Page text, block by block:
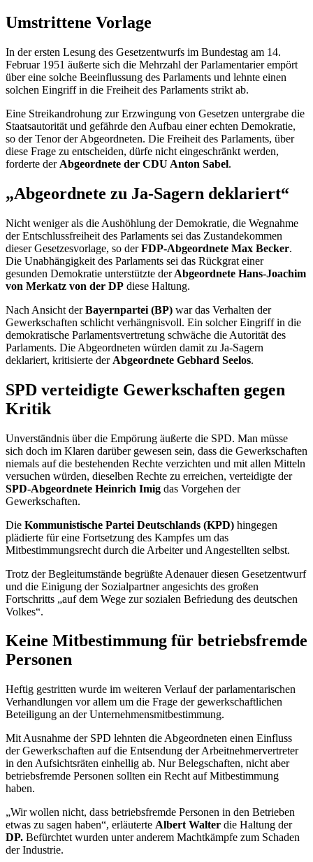
Umstrittene Vorlage
In der ersten Lesung des Gesetzentwurfs im Bundestag am 14.
Februar 1951 äußerte sich die Mehrzahl der Parlamentarier empört
über eine solche Beeinflussung des Parlaments und lehnte einen
solchen Eingriff in die Freiheit des Parlaments strikt ab.
Eine Streikandrohung zur Erzwingung von Gesetzen untergrabe die
Staatsautorität und gefährde den Aufbau einer echten Demokratie,
so der Tenor der Abgeordneten. Die Freiheit des Parlaments, über
diese Frage zu entscheiden, dürfe nicht eingeschränkt werden,
forderte der Abgeordnete der CDU Anton Sabel.
„Abgeordnete zu Ja-Sagern deklariert“
Nicht weniger als die Aushöhlung der Demokratie, die Wegnahme
der Entschlussfreiheit des Parlaments sei das Zustandekommen
dieser Gesetzesvorlage, so derFDP-Abgeordnete Max Becker.
Die Unabhängigkeit des Parlaments sei das Rückgrat einer
gesunden Demokratie unterstützte derAbgeordnete Hans-Joachim
von Merkatz von der DP diese Haltung.
Nach Ansicht derBayernpartei (BP) war das Verhalten der
Gewerkschaften schlicht verhängnisvoll. Ein solcher Eingriff in die
demokratische Parlamentsvertretung schwäche die Autorität des
Parlaments. Die Abgeordneten würden damit zu Ja-Sagern
deklariert, kritisierte der Abgeordnete Gebhard Seelos.
SPD verteidigte Gewerkschaften gegen
Kritik
Unverständnis über die Empörung äußerte die SPD. Man müsse
sich doch im Klaren darüber gewesen sein, dass die Gewerkschaften
niemals auf die bestehenden Rechte verzichten und mit allen Mitteln
versuchen würden, dieselben Rechte zu erreichen, verteidigte der
SPD-Abgeordnete Heinrich Imig das Vorgehen der
Gewerkschaften.
Die Kommunistische Partei Deutschlands (KPD) hingegen
plädierte für eine Fortsetzung des Kampfes um das
Mitbestimmungsrecht durch die Arbeiter und Angestellten selbst.
Trotz der Begleitumstände begrüßte Adenauer diesen Gesetzentwurf
und die Einigung der Sozialpartner angesichts des großen
Fortschritts „auf dem Wege zur sozialen Befriedung des deutschen
Volkes“.
Keine Mitbestimmung für betriebsfremde
Personen
Heftig gestritten wurde im weiteren Verlauf der parlamentarischen
Verhandlungen vor allem um die Frage der gewerkschaftlichen
Beteiligung an der Unternehmensmitbestimmung.
Mit Ausnahme der SPD lehnten die Abgeordneten einen Einfluss
der Gewerkschaften auf die Entsendung der Arbeitnehmervertreter
in den Aufsichtsräten einhellig ab. Nur Belegschaften, nicht aber
betriebsfremde Personen sollten ein Recht auf Mitbestimmung
haben.
„Wir wollen nicht, dass betriebsfremde Personen in den Betrieben
etwas zu sagen haben“, erläuterte Albert Walter die Haltung der
DP. Befürchtet wurden unter anderem Machtkämpfe zum Schaden
der Industrie.